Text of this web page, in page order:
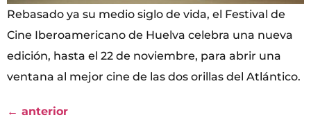
Rebasado ya su medio siglo de vida, el Festival de
Cine Iberoamericano de Huelva celebra una nueva
edición, hasta el 22 de noviembre, para abrir una
ventana al mejor cine de las dos orillas del Atlántico.
← anterior